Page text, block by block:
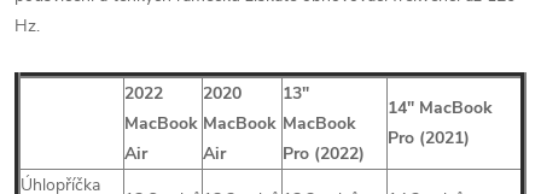
Hz.
2022
MacBook
Air
2020
MacBook
Air
13″
MacBook
Pro (2022)
14″ MacBook
Pro (2021)
Úhlopříčka